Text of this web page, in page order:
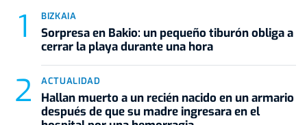
BIZKAIA
Sorpresa en Bakio: un pequeño tiburón obliga a
cerrar la playa durante una hora
ACTUALIDAD
Hallan muerto a un recién nacido en un armario
después de que su madre ingresara en el